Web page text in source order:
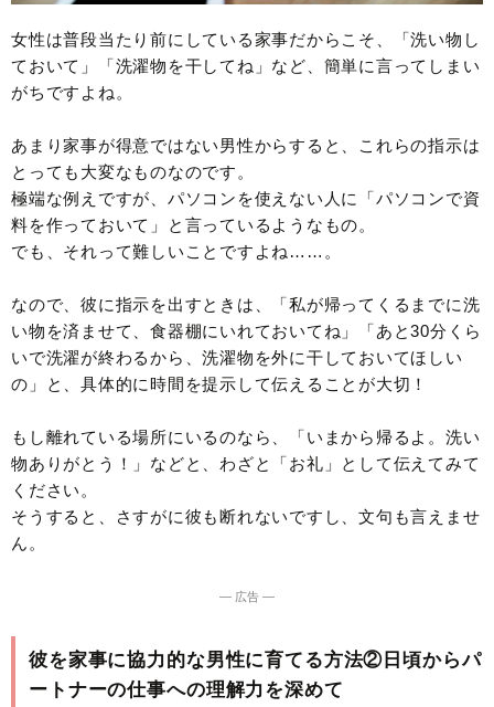
女性は普段当たり前にしている家事だからこそ、「洗い物し
ておいて」「洗濯物を干してね」など、簡単に言ってしまい
がちですよね。
あまり家事が得意ではない男性からすると、これらの指示は
とっても大変なものなのです。
極端な例えですが、パソコンを使えない人に「パソコンで資
料を作っておいて」と言っているようなもの。
でも、それって難しいことですよね……。
なので、彼に指示を出すときは、「私が帰ってくるまでに洗
い物を済ませて、食器棚にいれておいてね」「あと30分くら
いで洗濯が終わるから、洗濯物を外に干しておいてほしい
の」と、具体的に時間を提示して伝えることが大切！
もし離れている場所にいるのなら、「いまから帰るよ。洗い
物ありがとう！」などと、わざと「お礼」として伝えてみて
ください。
そうすると、さすがに彼も断れないですし、文句も言えませ
ん。
― 広告 ―
彼を家事に協力的な男性に育てる方法②日頃からパ
ートナーの仕事への理解力を深めて